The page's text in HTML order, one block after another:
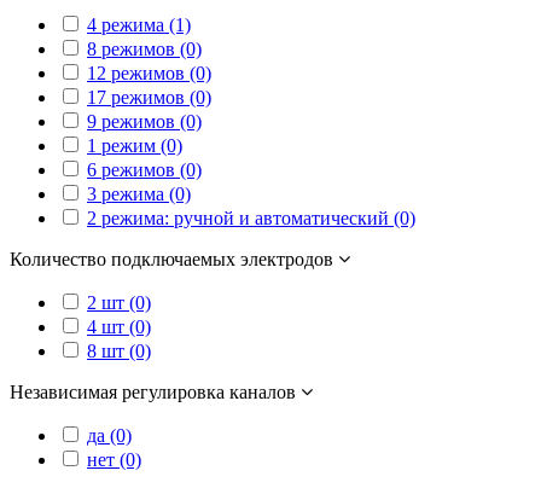
4 режима (1)
8 режимов (0)
12 режимов (0)
17 режимов (0)
9 режимов (0)
1 режим (0)
6 режимов (0)
3 режима (0)
2 режима: ручной и автоматический (0)
Количество подключаемых электродов
2 шт (0)
4 шт (0)
8 шт (0)
Независимая регулировка каналов
да (0)
нет (0)